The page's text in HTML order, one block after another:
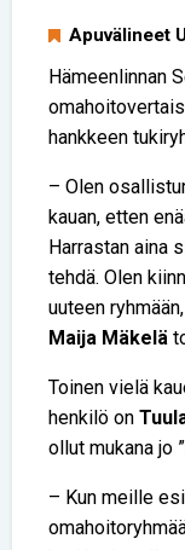
Apuvälineet
Hämeenlinnan
hankkeen
– Olen
kauan, etten
Harrastan aina
tehdä. Olen
uuteen
Maija Mäkelä
Toinen vielä
henkilö on
ollut mukana jo
– Kun meille